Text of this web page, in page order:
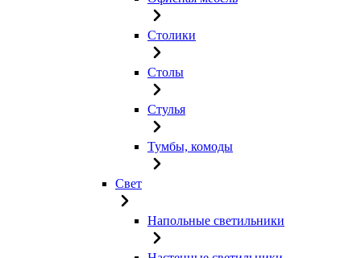
Столики
Столы
Стулья
Тумбы, комоды
Свет
Напольные светильники